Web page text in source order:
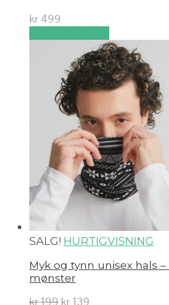
kr 499
SALG! HURTIGVISNING
Myk og tynn unisex hals
mønster
kr199 kr 139